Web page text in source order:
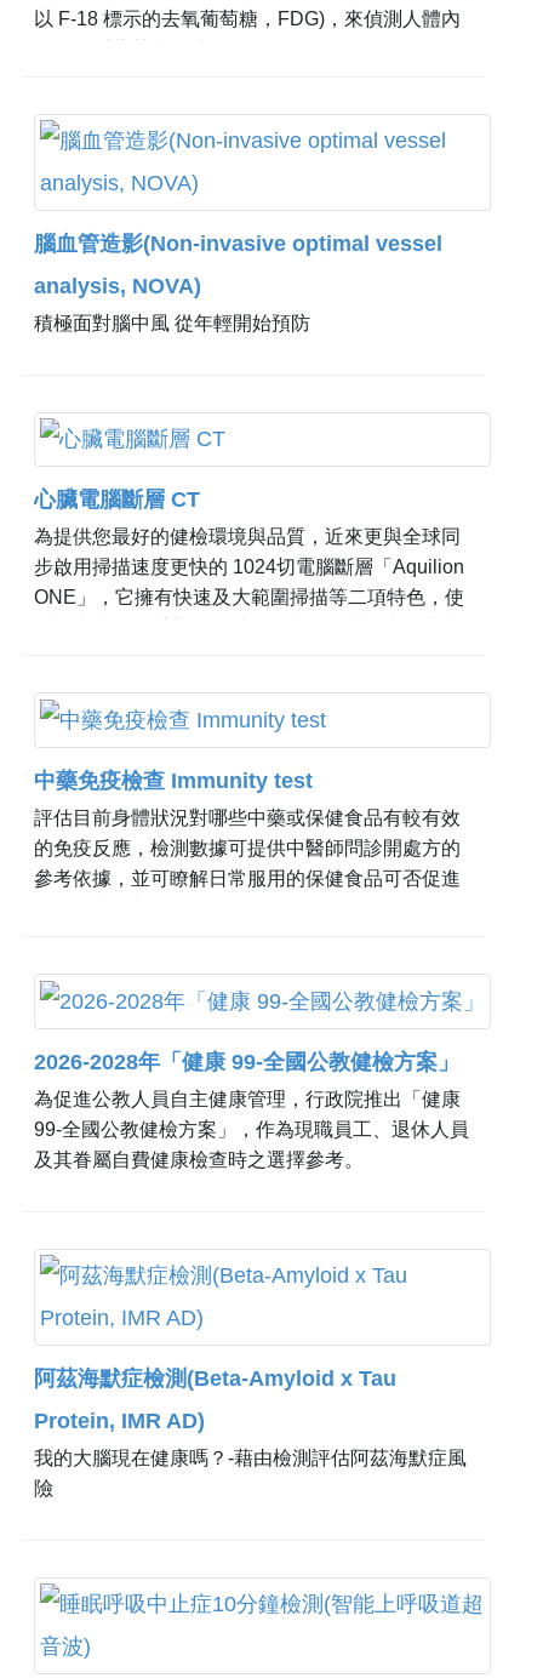
以 F-18 標示的去氧葡萄糖，FDG)，來偵測人體內
腦血管造影(Non-invasive optimal vessel
analysis, NOVA)
積極面對腦中風 從年輕開始預防
心臟電腦斷層 CT
為提供您最好的健檢環境與品質，近來更與全球同
步啟用掃描速度更快的 1024切電腦斷層「Aquilion
ONE」，它擁有快速及大範圍掃描等二項特色，使
使用量；當然完整的影像品質，更有助於醫師的判
讀。
中藥免疫檢查 Immunity test
評估目前身體狀況對哪些中藥或保健食品有較有效
的免疫反應，檢測數據可提供中醫師問診開處方的
參考依據，並可瞭解日常服用的保健食品可否促進
2026-2028年「健康 99-全國公教健檢方案」
為促進公教人員自主健康管理，行政院推出「健康
99-全國公教健檢方案」，作為現職員工、退休人員
及其眷屬自費健康檢查時之選擇參考。
阿茲海默症檢測(Beta-Amyloid x Tau
Protein, IMR AD)
我的大腦現在健康嗎？-藉由檢測評估阿茲海默症風
險